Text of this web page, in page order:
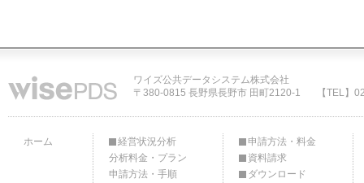
ワイズ公共データシステム株式会社
〒380-0815 長野県長野市 田町2120-1
【TEL】
ホーム
経営状況分析
分析料金・プラン
申請方法・手順
申請方法・料金
資料請求
ダウンロード